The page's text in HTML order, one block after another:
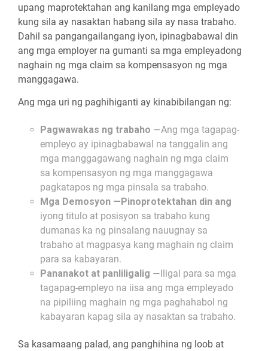
upang maprotektahan ang kanilang mga empleyado
kung sila ay nasaktan habang sila ay nasa trabaho.
Dahil sa pangangailangang iyon, ipinagbabawal din
ang mga employer na gumanti sa mga empleyadong
naghain ng mga claim sa kompensasyon ng mga
manggagawa.
Ang mga uri ng paghihiganti ay kinabibilangan ng:
Pagwawakas ng trabaho —Ang mga tagapag-
empleyo ay ipinagbabawal na tanggalin ang
mga manggagawang naghain ng mga claim
sa kompensasyon ng mga manggagawa
pagkatapos ng mga pinsala sa trabaho.
Mga Demosyon —Pinoprotektahan din ang
iyong titulo at posisyon sa trabaho kung
dumanas ka ng pinsalang nauugnay sa
trabaho at magpasya kang maghain ng claim
para sa kabayaran.
Pananakot at panliligalig —Iligal para sa mga
tagapag-empleyo na iisa ang mga empleyado
na pipiliing maghain ng mga paghahabol ng
kabayaran kapag sila ay nasaktan sa trabaho.
Sa kasamaang palad, ang panghihina ng loob at